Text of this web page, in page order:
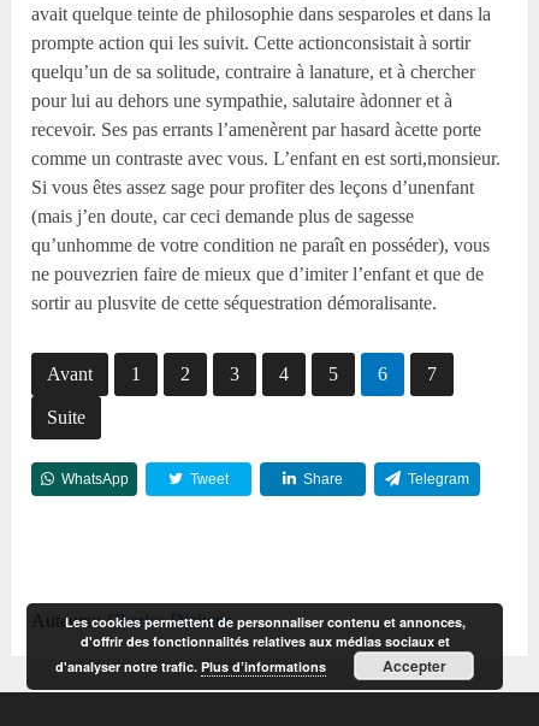
avait quelque teinte de philosophie dans sesparoles et dans la
prompte action qui les suivit. Cette actionconsistait à sortir
quelqu’un de sa solitude, contraire à lanature, et à chercher
pour lui au dehors une sympathie, salutaire àdonner et à
recevoir. Ses pas errants l’amenèrent par hasard àcette porte
comme un contraste avec vous. L’enfant en est sorti,monsieur.
Si vous êtes assez sage pour profiter des leçons d’unenfant
(mais j’en doute, car ceci demande plus de sagesse
qu’unhomme de votre condition ne paraît en posséder), vous
ne pouvezrien faire de mieux que d’imiter l’enfant et que de
sortir au plusvite de cette séquestration démoralisante.
Avant 1 2 3 4 5 6 7
Suite
WhatsApp Tweet Share Telegram
Auteurs:: Charles Dickens
Les cookies permettent de personnaliser contenu et annonces,
d'offrir des fonctionnalités relatives aux médias sociaux et
d'analyser notre trafic.Plus d’informations Accepter